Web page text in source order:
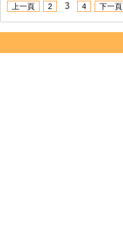
上一頁 2 3 4 下一頁